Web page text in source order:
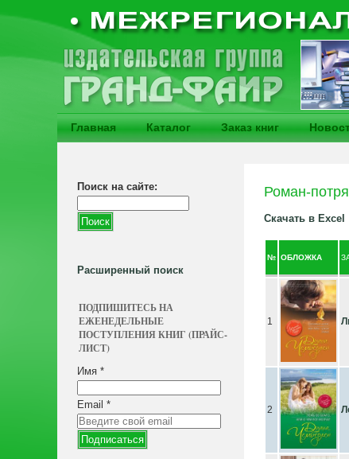
Главная Каталог Заказ книг
Поиск на сайте:
Расширенный поиск
ПОДПИШИТЕСЬ НА
ЕЖЕНЕДЕЛЬНЫЕ
ПОСТУПЛЕНИЯ КНИГ (ПРАЙС-
ЛИСТ)
Имя *
Email *
Роман-
Скачать в Excel
№ ОБЛОЖКА
1
2